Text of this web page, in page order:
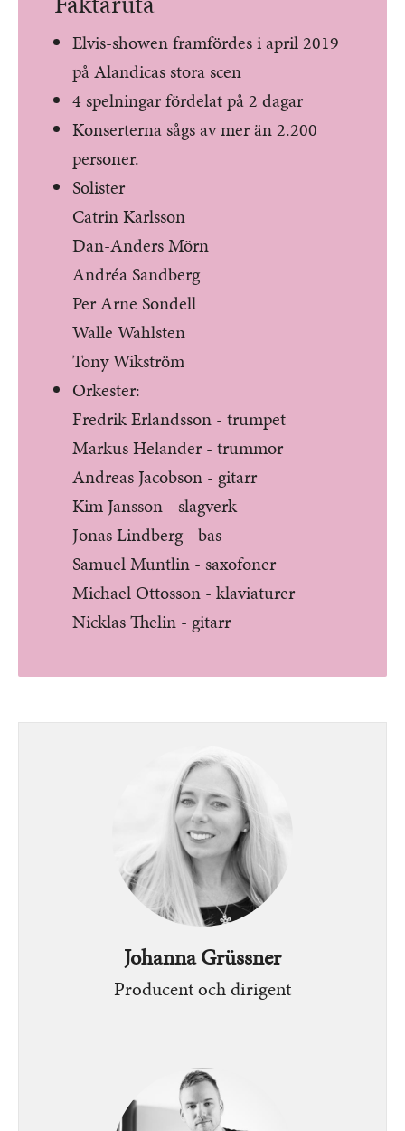
Elvis-showen framfördes i april 2019
på Alandicas stora scen
4 spelningar fördelat på 2 dagar
Konserterna sågs av mer än 2.200
personer.
Solister
Catrin Karlsson
Dan-Anders Mörn
Andréa Sandberg
Per Arne Sondell
Walle Wahlsten
Tony Wikström
Orkester:
Fredrik Erlandsson - trumpet
Markus Helander - trummor
Andreas Jacobson - gitarr
Kim Jansson - slagverk
Jonas Lindberg - bas
Samuel Muntlin - saxofoner
Michael Ottosson - klaviaturer
Nicklas Thelin - gitarr
Johanna Grüssner
Producent och dirigent